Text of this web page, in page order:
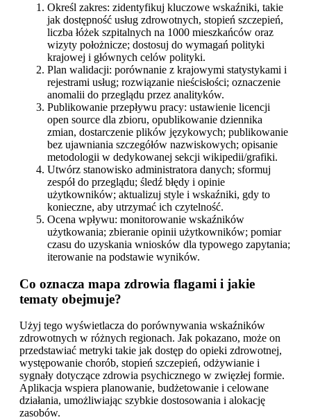
Określ zakres: zidentyfikuj kluczowe wskaźniki, takie
jak dostępność usług zdrowotnych, stopień szczepień,
liczba łóżek szpitalnych na 1000 mieszkańców oraz
wizyty położnicze; dostosuj do wymagań polityki
krajowej i głównych celów polityki.
Plan walidacji: porównanie z krajowymi statystykami i
rejestrami usług; rozwiązanie nieścisłości; oznaczenie
anomalii do przeglądu przez analityków.
Publikowanie przepływu pracy: ustawienie licencji
open source dla zbioru, opublikowanie dziennika
zmian, dostarczenie plików językowych; publikowanie
bez ujawniania szczegółów nazwiskowych; opisanie
metodologii w dedykowanej sekcji wikipedii/grafiki.
Utwórz stanowisko administratora danych; sformuj
zespół do przeglądu; śledź błędy i opinie
użytkowników; aktualizuj style i wskaźniki, gdy to
konieczne, aby utrzymać ich czytelność.
Ocena wpływu: monitorowanie wskaźników
użytkowania; zbieranie opinii użytkowników; pomiar
czasu do uzyskania wniosków dla typowego zapytania;
iterowanie na podstawie wyników.
Co oznacza mapa zdrowia flagami i jakie
tematy obejmuje?
Użyj tego wyświetlacza do porównywania wskaźników
zdrowotnych w różnych regionach. Jak pokazano, może on
przedstawiać metryki takie jak dostęp do opieki zdrowotnej,
występowanie chorób, stopień szczepień, odżywianie i
sygnały dotyczące zdrowia psychicznego w zwięzłej formie.
Aplikacja wspiera planowanie, budżetowanie i celowane
działania, umożliwiając szybkie dostosowania i alokację
zasobów.